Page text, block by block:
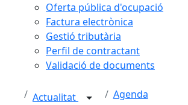
Oferta pública d'ocupació
Factura electrònica
Gestió tributària
Perfil de contractant
Validació de documents
Actualitat Agenda